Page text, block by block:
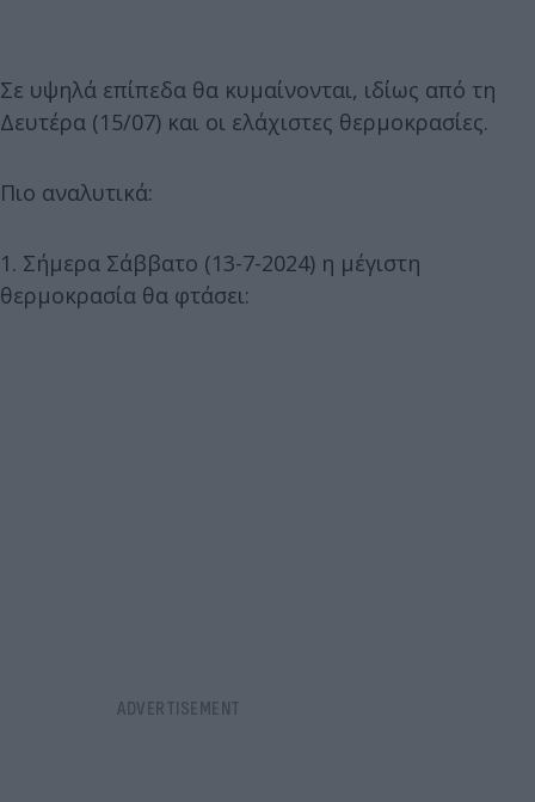
Σε υψηλά επίπεδα θα κυμαίνονται, ιδίως από τη
Δευτέρα (15/07) και οι ελάχιστες θερμοκρασίες.
Πιο αναλυτικά:
1. Σήμερα Σάββατο (13-7-2024) η μέγιστη
θερμοκρασία θα φτάσει: